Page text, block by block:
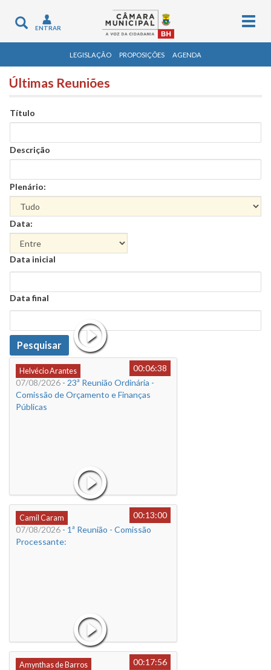
Toggle
navigation
ENTRAR
LEGISLAÇÃO PROPOSIÇÕES AGENDA
Últimas Reuniões
Título
Descrição
Plenário:
Data:
Data
Data inicial
Data
Data final
Data
Pesquisar
Helvécio Arantes
00:06:38
07/08/2026 - 23ª Reunião Ordinária -
Comissão de Orçamento e Finanças
Públicas
Camil Caram
00:13:00
07/08/2026 - 1ª Reunião - Comissão
Processante:
Amynthas de Barros
00:17:56